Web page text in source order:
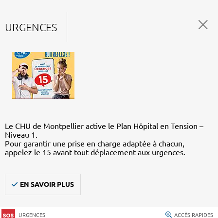
URGENCES
Le CHU de Montpellier active le Plan Hôpital en Tension –
Niveau 1.
Pour garantir une prise en charge adaptée à chacun,
appelez le 15 avant tout déplacement aux urgences.
EN SAVOIR PLUS
URGENCES ACCÈS RAPIDES